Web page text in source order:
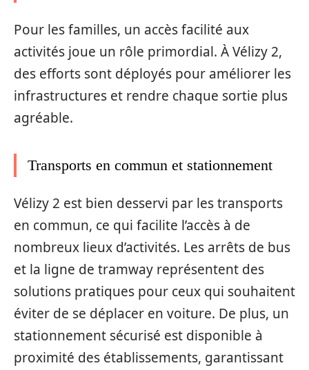
Pour les familles, un accès facilité aux
activités joue un rôle primordial. À Vélizy 2,
des efforts sont déployés pour améliorer les
infrastructures et rendre chaque sortie plus
agréable.
Transports en commun et stationnement
Vélizy 2 est bien desservi par les transports
en commun, ce qui facilite l’accès à de
nombreux lieux d’activités. Les arrêts de bus
et la ligne de tramway représentent des
solutions pratiques pour ceux qui souhaitent
éviter de se déplacer en voiture. De plus, un
stationnement sécurisé est disponible à
proximité des établissements, garantissant